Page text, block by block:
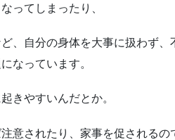
ってしまったり、
、自分の身体を大事に扱わず、
なっています。
きやすいんだとか。
意されたり、家事を促されるの